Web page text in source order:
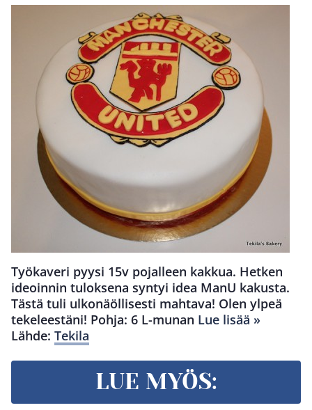
Työkaveri pyysi 15v pojalleen kakkua. Hetken
ideoinnin tuloksena syntyi idea ManU kakusta.
Tästä tuli ulkonäöllisesti mahtava! Olen ylpeä
tekeleestäni! Pohja: 6 L-munan Lue lisää »
Lähde: Tekila
LUE MYÖS: